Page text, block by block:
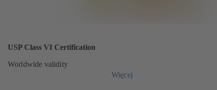
USP Class VI Certification
Worldwide validity
Więcej